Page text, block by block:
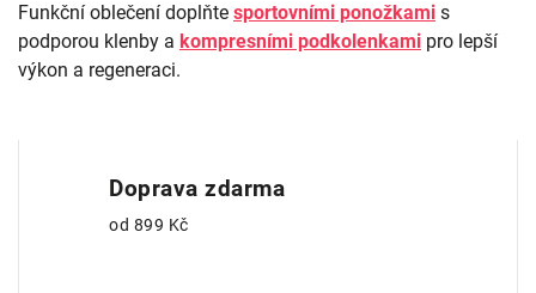
Funkční oblečení doplňte sportovními ponožkami s
podporou klenby a kompresními podkolenkami pro lepší
výkon a regeneraci.
Doprava zdarma
od 899 Kč